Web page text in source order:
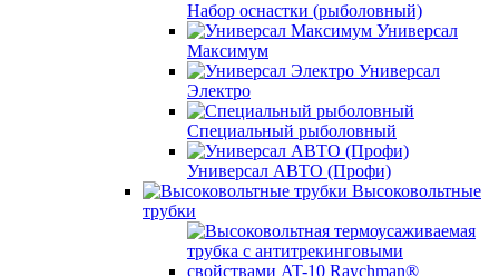
Набор оснастки (рыболовный)
Универсал
Максимум
Универсал
Электро
Специальный рыболовный
Универсал АВТО (Профи)
Высоковольтные
трубки